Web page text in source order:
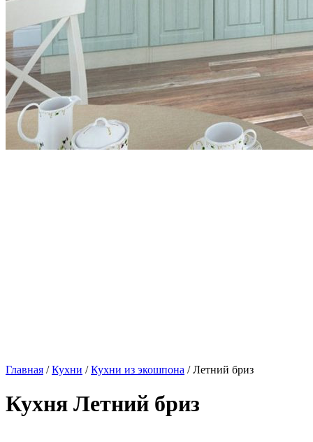
Главная /Кухни /Кухни из экошпона / Летний бриз
Кухня Летний бриз